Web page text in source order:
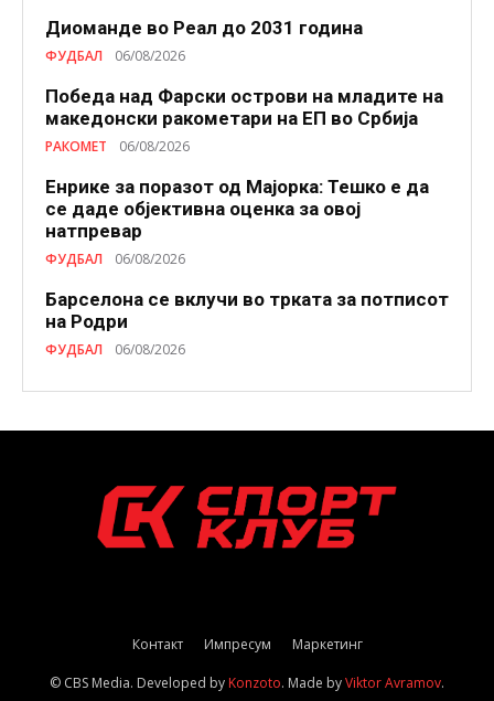
Диоманде во Реал до 2031 година
ФУДБАЛ 06/08/2026
Победа над Фарски острови на младите на
македонски ракометари на ЕП во Србија
РАКОМЕТ 06/08/2026
Енрике за поразот од Мајорка: Тешко е да
се даде објективна оценка за овој
натпревар
ФУДБАЛ 06/08/2026
Барселона се вклучи во трката за потписот
на Родри
ФУДБАЛ 06/08/2026
Контакт Импресум Маркетинг
© CBS Media. Developed byKonzoto. Made byViktor Avramov.